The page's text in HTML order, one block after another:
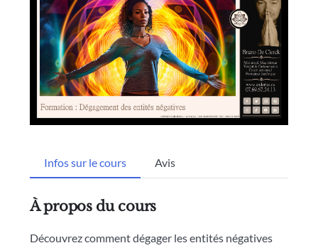
Infos sur le cours Avis
À propos du cours
Découvrez comment dégager les entités négatives